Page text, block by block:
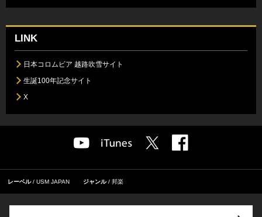
LINK
日本コロムビア 越路吹雪サイト
生誕100年記念サイト
X
レーベル USM JAPAN ジャンル 邦楽